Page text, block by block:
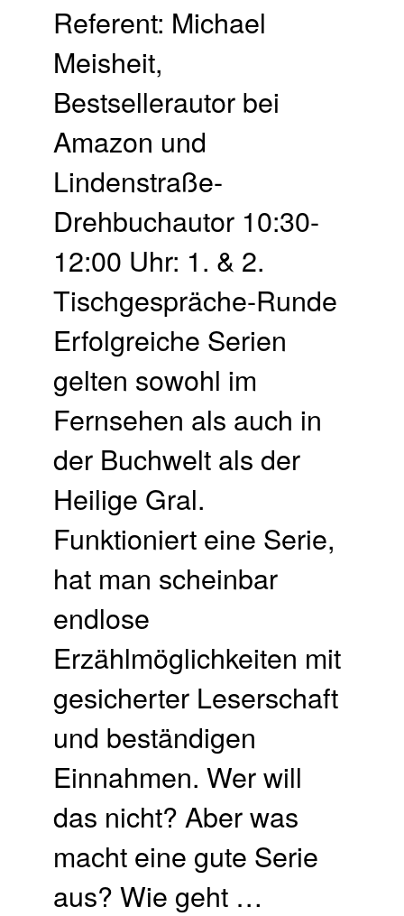
Referent: Michael
Meisheit,
Bestsellerautor bei
Amazon und
Lindenstraße-
Drehbuchautor 10:30-
12:00 Uhr: 1. & 2.
Tischgespräche-Runde
Erfolgreiche Serien
gelten sowohl im
Fernsehen als auch in
der Buchwelt als der
Heilige Gral.
Funktioniert eine Serie,
hat man scheinbar
endlose
Erzählmöglichkeiten mit
gesicherter Leserschaft
und beständigen
Einnahmen. Wer will
das nicht? Aber was
macht eine gute Serie
aus? Wie geht …